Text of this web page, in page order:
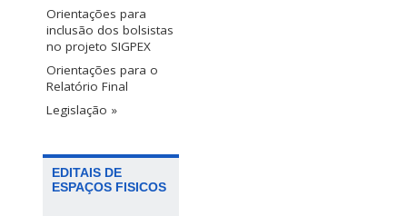
Orientações para
inclusão dos bolsistas
no projeto SIGPEX
Orientações para o
Relatório Final
Legislação »
EDITAIS DE
ESPAÇOS FISICOS